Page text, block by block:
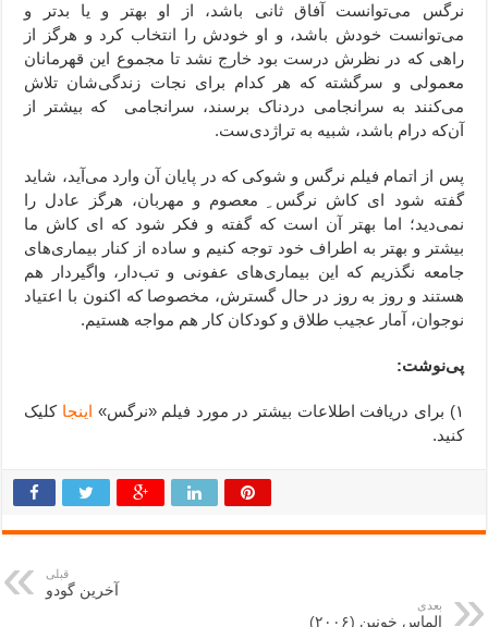
نرگس می‌توانست آفاق ثانی باشد، از او بهتر و یا بدتر و
می‌توانست خودش باشد، و او خودش را انتخاب کرد و هرگز از
راهی که در نظرش درست بود خارج نشد تا مجموع این قهرمانان
معمولی و سرگشته که هر کدام برای نجات زندگی‌شان تلاش
می‌کنند به سرانجامی دردناک برسند، سرانجامی که بیشتر از
آن‌که درام باشد، شبیه به تراژدی‌ست.
پس از اتمام فیلم نرگس و شوکی که در پایان آن وارد می‌آید، شاید
گفته شود ای کاش نرگس ِ معصوم و مهربان، هرگز عادل را
نمی‌دید؛ اما بهتر آن است که گفته و فکر شود که ای کاش ما
بیشتر و بهتر به اطراف خود توجه کنیم و ساده از کنار بیماری‌های
جامعه نگذریم که این بیماری‌های عفونی و تب‌‌دار، واگیردار هم
هستند و روز به روز در حال گسترش، مخصوصا که اکنون با اعتیاد
نوجوان، آمار عجیب طلاق و کودکان کار هم مواجه هستیم.
پی‌نوشت:
۱) برای دریافت اطلاعات بیشتر در مورد فیلم «نرگس» اینجا کلیک
کنید.
قبلی
آخرین گودو
بعدی
الماس خونین (۲۰۰۶)